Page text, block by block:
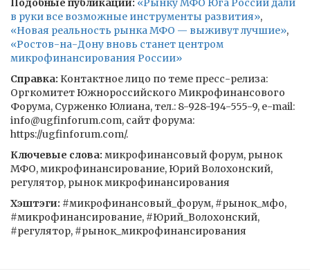
Подобные публикации: «Рынку МФО Юга России дали
в руки все возможные инструменты развития»,
«Новая реальность рынка МФО — выживут лучшие»,
«Ростов-на-Дону вновь станет центром
микрофинансирования России»
Справка: Контактное лицо по теме пресс-релиза:
Оргкомитет Южнороссийского Микрофинансового
Форума, Сурженко Юлиана, тел.: 8-928-194-555-9, e-mail:
info@ugfinforum.com, сайт форума:
https://ugfinforum.com/.
Ключевые слова: микрофинансовый форум, рынок
МФО, микрофинансирование, Юрий Волохонский,
регулятор, рынок микрофинансирования
Хэштэги: #микрофинансовый_форум, #рынок_мфо,
#микрофинансирование, #Юрий_Волохонский,
#регулятор, #рынок_микрофинансирования